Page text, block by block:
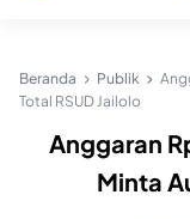
Beranda Publik
Total RSUD Jailolo
Anggaran
Minta